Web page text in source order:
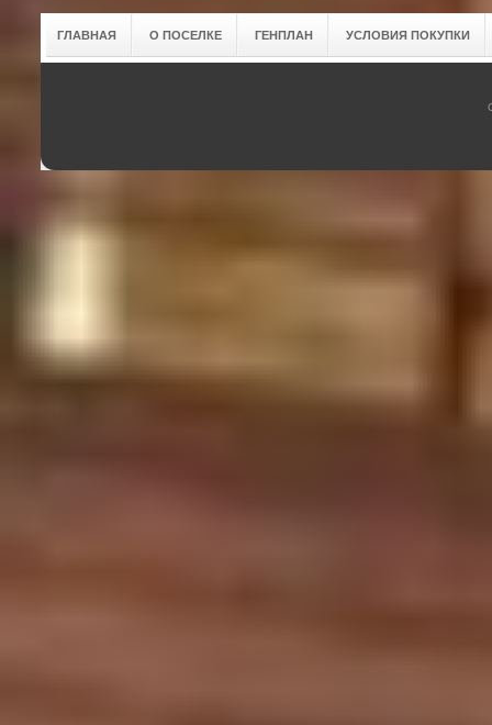
ГЛАВНАЯ О ПОСЕЛКЕ ГЕНПЛАН УСЛОВИЯ ПОКУПКИ